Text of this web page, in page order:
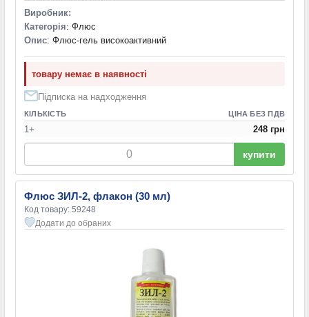
Виробник:
Категорія: Флюс
Опис: Флюс-гель високоактивний
товару немає в наявності
Підписка на надходження
КІЛЬКІСТЬ ЦІНА БЕЗ ПДВ
1+ 248 грн
купити
Флюс ЗИЛ-2, флакон (30 мл)
Код товару: 59248
Додати до обраних